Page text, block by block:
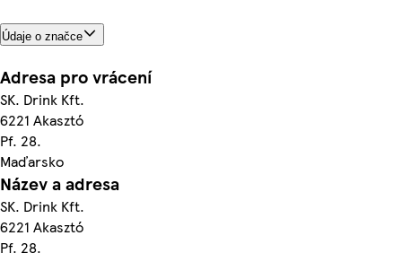
Údaje o značce
Adresa pro vrácení
SK. Drink Kft.
6221 Akasztó
Pf. 28.
Maďarsko
Název a adresa
SK. Drink Kft.
6221 Akasztó
Pf. 28.